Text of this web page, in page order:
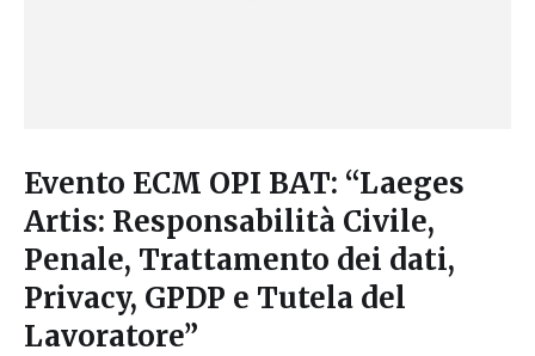
Evento ECM OPI BAT: “Laeges
Artis: Responsabilità Civile,
Penale, Trattamento dei dati,
Privacy, GPDP e Tutela del
Lavoratore”